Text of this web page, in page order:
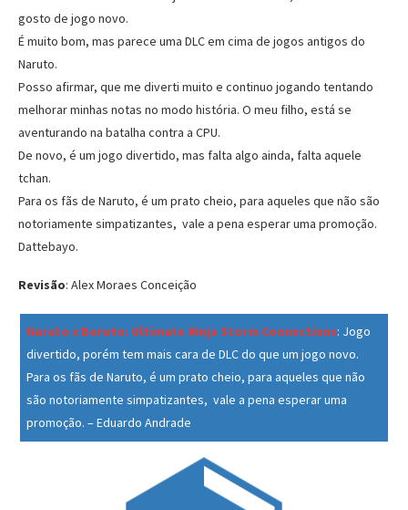
gosto de jogo novo.
É muito bom, mas parece uma DLC em cima de jogos antigos do
Naruto.
Posso afirmar, que me diverti muito e continuo jogando tentando
melhorar minhas notas no modo história. O meu filho, está se
aventurando na batalha contra a CPU.
De novo, é um jogo divertido, mas falta algo ainda, falta aquele
tchan.
Para os fãs de Naruto, é um prato cheio, para aqueles que não são
notoriamente simpatizantes, vale a pena esperar uma promoção.
Dattebayo.
Revisão: Alex Moraes Conceição
Naruto x Boruto: Ultimate Ninja Storm Connections: Jogo
divertido, porém tem mais cara de DLC do que um jogo novo.
Para os fãs de Naruto, é um prato cheio, para aqueles que não
são notoriamente simpatizantes, vale a pena esperar uma
promoção. –Eduardo Andrade